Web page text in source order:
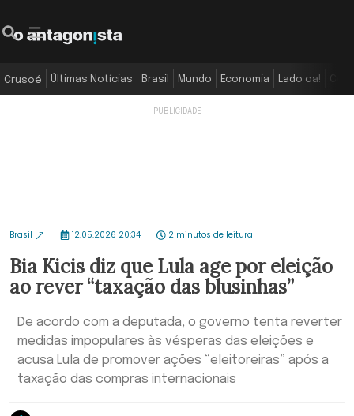
Crusoé Últimas Notícias Brasil Mundo Economia Lado oa!
Brasil 12.05.2026 20:34 2 minutos de leitura
Bia Kicis diz que Lula age por eleição
ao rever “taxação das blusinhas”
De acordo com a deputada, o governo tenta reverter
medidas impopulares às vésperas das eleições e
acusa Lula de promover ações “eleitoreiras” após a
taxação das compras internacionais